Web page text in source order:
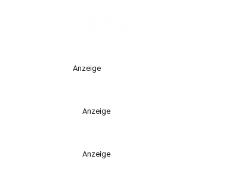
Anzeige
Anzeige
Anzeige